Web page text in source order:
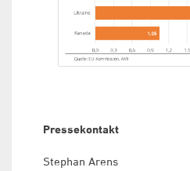
Pressekontakt
Stephan Arens